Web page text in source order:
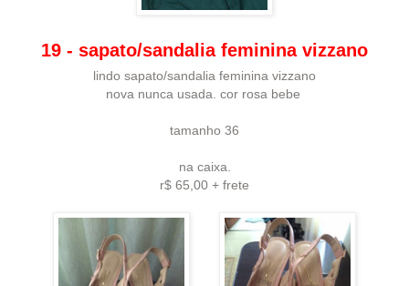
19 - sapato/sandalia feminina vizzano
lindo sapato/sandalia feminina vizzano
nova nunca usada. cor rosa bebe
tamanho 36
na caixa.
r$ 65,00 + frete